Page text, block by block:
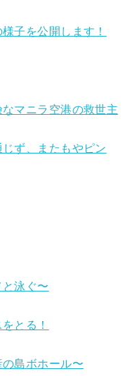
子を公開します！
マニラ空港の救世主
ず、またもやピン
と泳ぐ〜
とる！
の島ボホール〜